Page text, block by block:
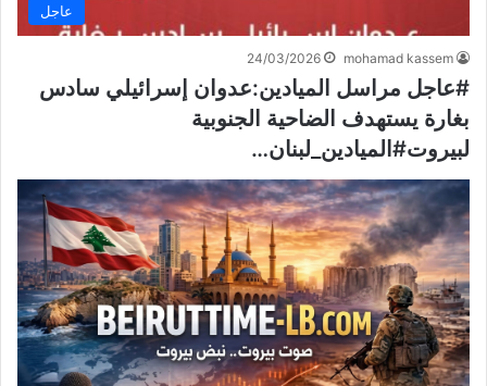
عاجل
mohamad kassem
24/03/2026
#عاجل مراسل الميادين:عدوان إسرائيلي سادس
بغارة يستهدف الضاحية الجنوبية
لبيروت#الميادين_لبنان…